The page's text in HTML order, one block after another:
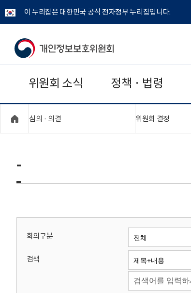
이 누리집은 대한민국 공식 전자정부 누리집입니다.
개
보
보
위
회
위원회 소식 정책 · 법령
심의 · 의결 위원회 결정
-
회의구분
검색